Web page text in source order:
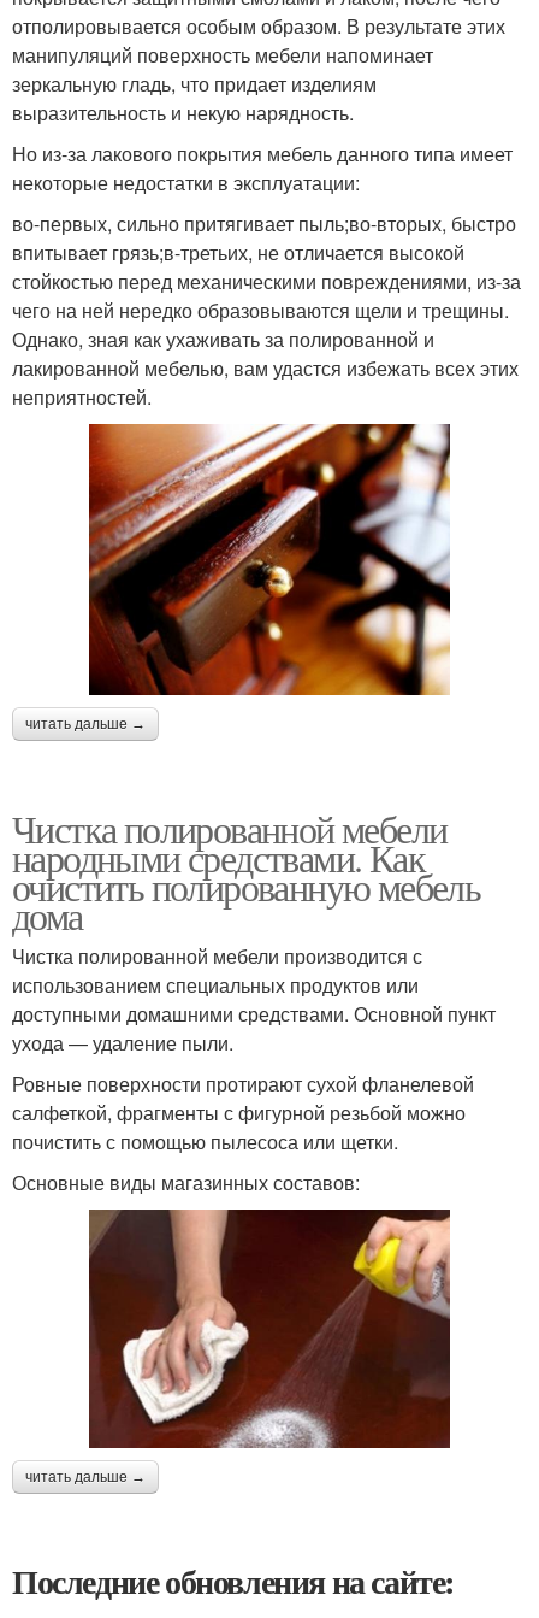
отполировывается особым образом. В результате этих
манипуляций поверхность мебели напоминает
зеркальную гладь, что придает изделиям
выразительность и некую нарядность.
Но из-за лакового покрытия мебель данного типа имеет
некоторые недостатки в эксплуатации:
во-первых, сильно притягивает пыль;во-вторых, быстро
впитывает грязь;в-третьих, не отличается высокой
стойкостью перед механическими повреждениями, из-за
чего на ней нередко образовываются щели и трещины.
Однако, зная как ухаживать за полированной и
лакированной мебелью, вам удастся избежать всех этих
неприятностей.
читать дальше →
Чистка полированной мебели
народными средствами. Как
очистить полированную мебель
дома
Чистка полированной мебели производится с
использованием специальных продуктов или
доступными домашними средствами. Основной пункт
ухода — удаление пыли.
Ровные поверхности протирают сухой фланелевой
салфеткой, фрагменты с фигурной резьбой можно
почистить с помощью пылесоса или щетки.
Основные виды магазинных составов:
читать дальше →
Последние обновления на сайте: